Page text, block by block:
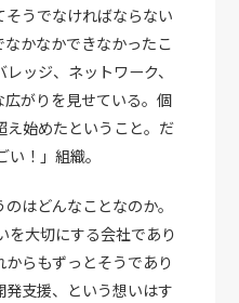
うでなければならない
かなかできなかったこ
ッジ、ネットワーク、
がりを見せている。個
え始めたということ。だ
！」組織。
はどんなことなのか。
を大切にする会社であり
らもずっとそうであり
支援、という想いはす